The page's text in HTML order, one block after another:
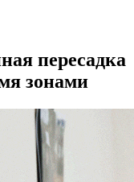
пересадка
зонами